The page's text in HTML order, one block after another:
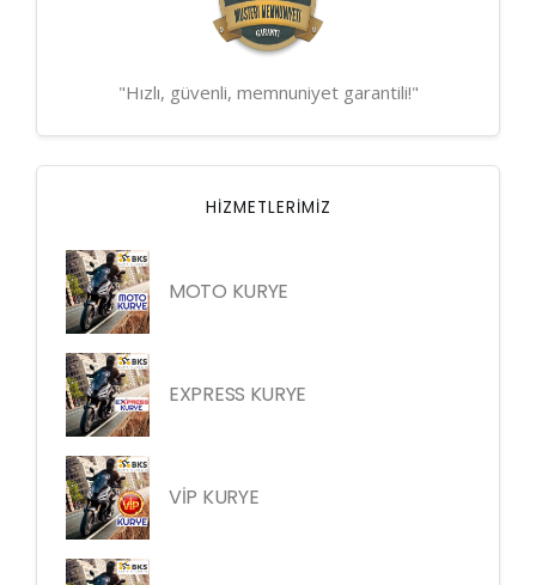
"Hızlı, güvenli, memnuniyet garantili!"
HIZMETLERIMIZ
MOTO KURYE
EXPRESS KURYE
VİP KURYE